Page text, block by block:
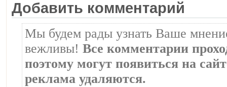
Добавить комментарий
Мы будем рады узнать Ваше
вежливы! Все комментарии
поэтому могут появиться на
реклама удаляются.